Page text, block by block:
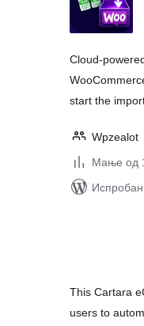
Cloud-
start the
Wpzealot
Мање од
This Cartara
users to